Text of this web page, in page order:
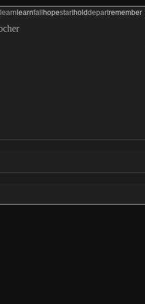
learn learnfall hopestartholddepartremember